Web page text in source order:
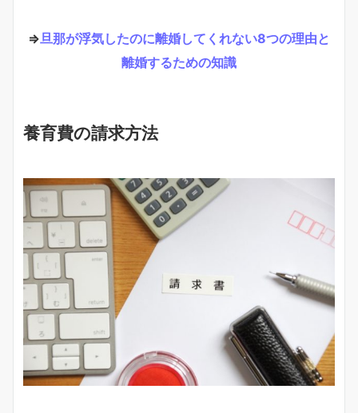
⇒旦那が浮気したのに離婚してくれない8つの理由と
離婚するための知識
養育費の請求方法